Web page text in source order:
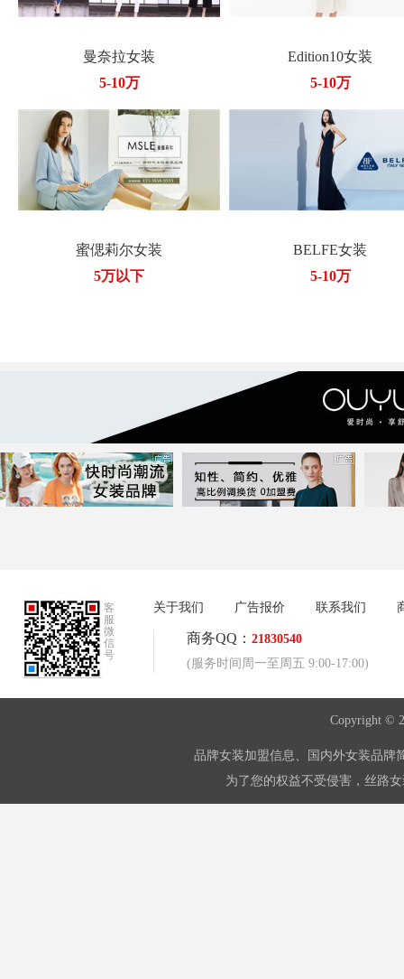
曼奈拉女装
5-10万
Edition10女装
5-10万
蜜偲莉尔女装
5万以下
BELFE女装
5-10万
客
服
微
信
号
关于我们 广告报价 联系我们
商务QQ： 21830540
(服务时间周一至周五 9:00-17:00)
Copyright ©
品牌女装加盟信息、国内外女装品牌
为了您的权益不受侵害，丝路